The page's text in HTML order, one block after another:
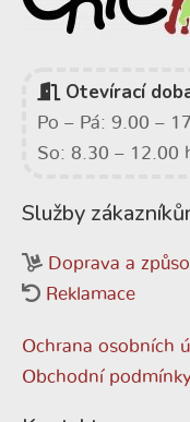
Otevírací
Po – Pá: 9.00 –
So: 8.30 – 12.00
Služby
Doprava a
Reklamace
Ochrana osobních
Obchodní